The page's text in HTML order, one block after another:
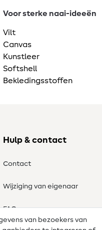
Voor sterke naai-ideeën
Vilt
Canvas
Kunstleer
Softshell
Bekledingsstoffen
Hulp & contact
Contact
Wijziging van eigenaar
FAQ
van bezoekers van